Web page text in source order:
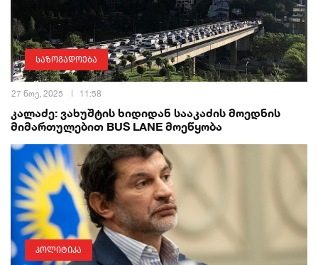
საზოგადოება
27 ნოე, 2025 11:58
კალაძე: ვახუშტის ხიდიდან სააკაძის მოედნის
მიმართულებით BUS LANE მოეწყობა
პოლიტიკა